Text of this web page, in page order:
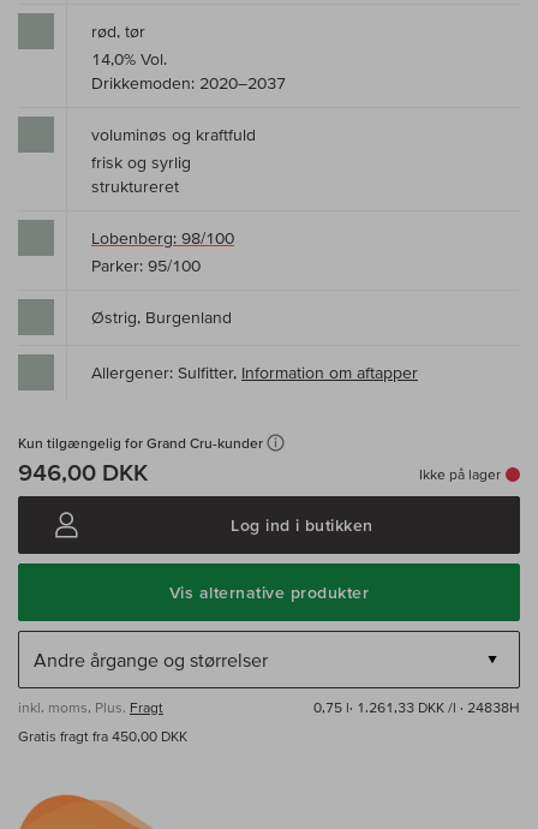
rød, tør
14,0% Vol.
Drikkemoden: 2020–2037
voluminøs og kraftfuld
frisk og syrlig
struktureret
Lobenberg: 98/100
Parker: 95/100
Østrig, Burgenland
Allergener: Sulfitter, Information om aftapper
Kun tilgængelig for Grand Cru-kunder
946,00 DKK Ikke på lager
Log ind i butikken
Vis alternative produkter
inkl. moms, Plus. Fragt 0,75 l· 1.261,33 DKK /l · 24838H
Gratis fragt fra 450,00 DKK